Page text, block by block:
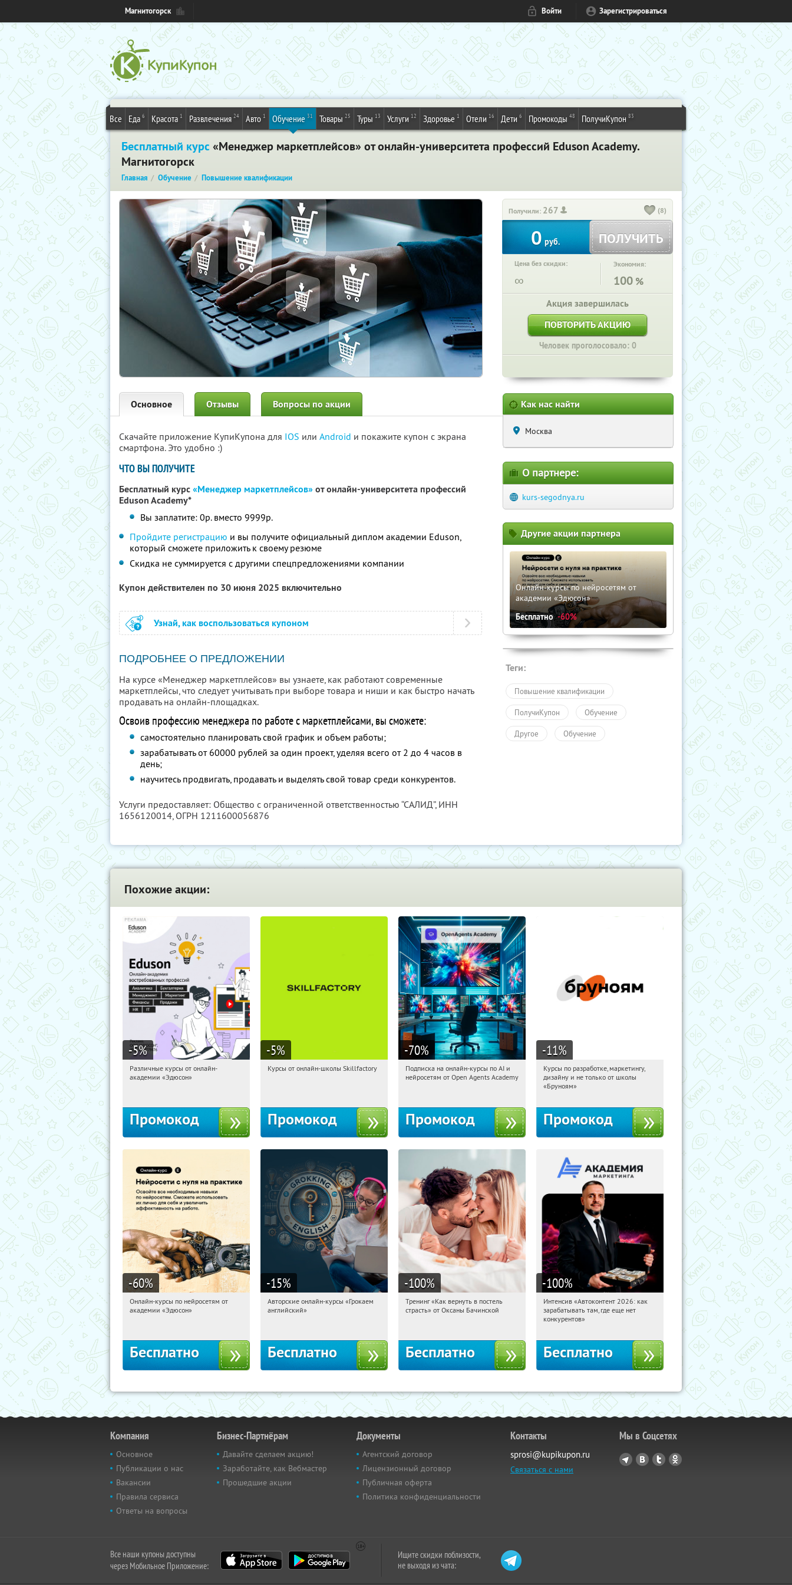
Магнитогорск Войти Зарегистрироваться
Все Еда 6 Красота 1 Развлечения 24 Авто 1 Обучение 31 Товары 25 Туры 13 Услуги 12 Здоровье 1 Отели 16 Дети 6 Промокоды 48 ПолучиКупон 83
Бесплатный курс «Менеджер маркетплейсов» от онлайн-университета профессий Eduson Academy.
Магнитогорск
Главная Обучение Повышение квалификации
Получили: 267 (8)
0 руб. ПОЛУЧИТЬ
Цена без скидки:
∞
Экономия:
100 %
Акция завершилась
ПОВТОРИТЬ АКЦИЮ
Человек проголосовало: 0
Основное Отзывы Вопросы по акции
Скачайте приложение КупиКупона для IOS или Android и покажите купон с экрана
смартфона. Это удобно :)
ЧТО ВЫ ПОЛУЧИТЕ
Бесплатный курс«Менеджер маркетплейсов»от онлайн-университета профессий
Eduson Academy*
Вы заплатите: 0р. вместо 9999р.
Пройдите регистрацию и вы получите официальный диплом академии Eduson,
который сможете приложить к своему резюме
Скидка не суммируется с другими спецпредложениями компании
Купон действителен по 30 июня 2025 включительно
Узнай, как воспользоваться купоном
ПОДРОБНЕЕ О ПРЕДЛОЖЕНИИ
На курсе «Менеджер маркетплейсов» вы узнаете, как работают современные
маркетплейсы, что следует учитывать при выборе товара и ниши и как быстро начать
продавать на онлайн-площадках.
Освоив профессию менеджера по работе с маркетплейсами, вы сможете:
самостоятельно планировать свой график и объем работы;
зарабатывать от 60000 рублей за один проект, уделяя всего от 2 до 4 часов в
день;
научитесь продвигать, продавать и выделять свой товар среди конкурентов.
Услуги предоставляет: Общество с ограниченной ответственностью “САЛИД”, ИНН
1656120014, ОГРН 1211600056876
Как нас найти
Москва
О партнере:
kurs-segodnya.ru
Другие акции партнера
Онлайн-курсы по нейросетям от
академии «Эдюсон»
Бесплатно -60%
Теги:
Повышение квалификации
ПолучиКупон Обучение
Другое Обучение
Похожие акции:
-5%
21:15:05 Получили:
Различные курсы от онлайн-
академии «Эдюсон»
Промокод
-5%
21:15:05
Получи первым!
Курсы от онлайн-школы Skillfactory
Промокод
-70%
21:15:05 Получили:
Подписка на онлайн-курсы по AI и
нейросетям от Open Agents Academy
Промокод
-11%
21:15:05
Получи первым!
Россия
Курсы по разработке, маркетингу,
дизайну и не только от школы
«Бруноям»
Промокод
-60%
21:15:05 Получили:
Онлайн-курсы по нейросетям от
академии «Эдюсон»
Бесплатно
-15%
21:15:05 Получили:
Авторские онлайн-курсы «Грокаем
английский»
Бесплатно
-100%
21:15:05 Получили:
Тренинг «Как вернуть в постель
страсть» от Оксаны Бачинской
Бесплатно
-100%
21:15:05 Получили:
Россия
Интенсив «Автоконтент 2026: как
зарабатывать там, где еще нет
конкурентов»
Бесплатно
Компания
Основное
Публикации о нас
Вакансии
Правила сервиса
Ответы на вопросы
Бизнес-Партнёрам
Давайте сделаем акцию!
Заработайте, как Вебмастер
Прошедшие акции
Документы
Агентский договор
Лицензионный договор
Публичная оферта
Политика конфиденциальности
Контакты
sprosi@kupikupon.ru
Связаться с нами
Мы в Соцсетях
Все наши купоны доступны
через Мобильное Приложение:
Ищите скидки поблизости,
не выходя из чата: